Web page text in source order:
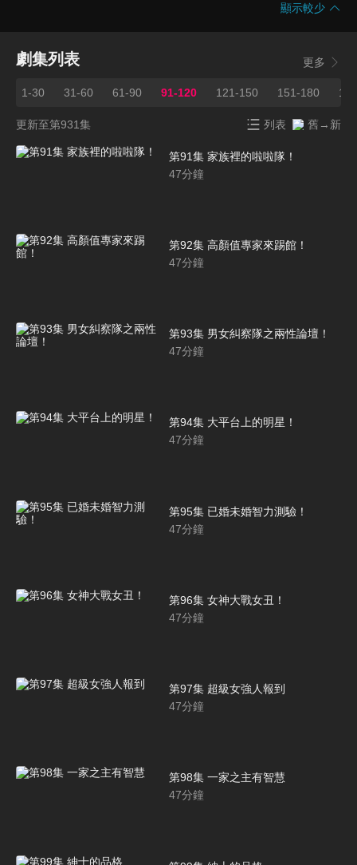
顯示較少
劇集列表 更多
1-30 31-60 61-90 91-120 121-150 151-180
更新至第931集 列表 舊→新
第91集 家族裡的啦啦隊！
47分鐘
第92集 高顏值專家來踢館！
47分鐘
第93集 男女糾察隊之兩性論壇！
47分鐘
第94集 大平台上的明星！
47分鐘
第95集 已婚未婚智力測驗！
47分鐘
第96集 女神大戰女丑！
47分鐘
第97集 超級女強人報到
47分鐘
第98集 一家之主有智慧
47分鐘